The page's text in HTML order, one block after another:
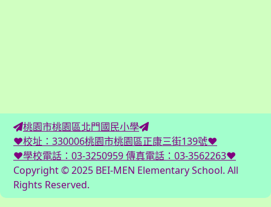
桃園市桃園區北門國民小學
♥校址：330006桃園市桃園區正康三街139號♥
♥學校電話：03-3250959 傳真電話：03-3562263♥
Copyright © 2025 BEI-MEN Elementary School. All
Rights Reserved.